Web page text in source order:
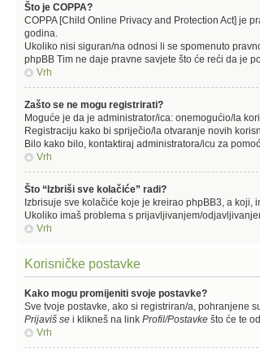
Što je COPPA?
COPPA [Child Online Privacy and Protection Act] je
godina.
Ukoliko nisi siguran/na odnosi li se spomenuto
phpBB Tim ne daje pravne savjete što će reći da je
Vrh
Zašto se ne mogu registrirati?
Moguće je da je administrator/ica: onemogućio/la
Registraciju kako bi spriječio/la otvaranje novih
Bilo kako bilo, kontaktiraj administratora/icu za pomoć.
Vrh
Što “Izbriši sve kolačiće” radi?
Izbrisuje sve kolačiće koje je kreirao phpBB3, a koji,
Ukoliko imaš problema s prijavljivanjem/
Vrh
Korisničke postavke
Kako mogu promijeniti svoje postavke?
Sve tvoje postavke, ako si registriran/a, pohranjene
Prijaviš se i klikneš na link Profil/Postavke što će te
Vrh